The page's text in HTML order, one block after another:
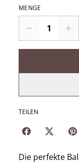
MENGE
TEILEN
Die perfekte